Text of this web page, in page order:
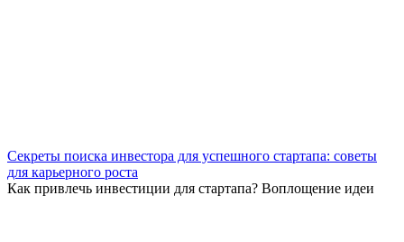
Секреты поиска инвестора для успешного стартапа: советы
для карьерного роста
Как привлечь инвестиции для стартапа? Воплощение идеи